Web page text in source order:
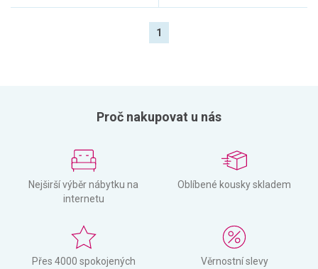
1
Proč nakupovat u nás
Nejširší výběr nábytku na
internetu
Oblíbené kousky skladem
Přes 4000 spokojených
Věrnostní slevy